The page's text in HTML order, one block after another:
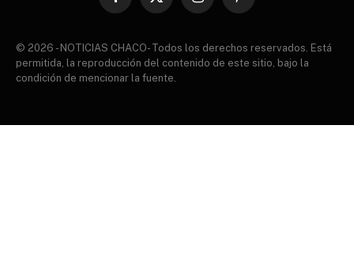
Facebook
X
InstagramPinterest
© 2026 - NOTICIAS CHACO- Todos los derechos reservados. Está
permitida, la reproducción del contenido de este sitio, bajo la
condición de mencionar la fuente.